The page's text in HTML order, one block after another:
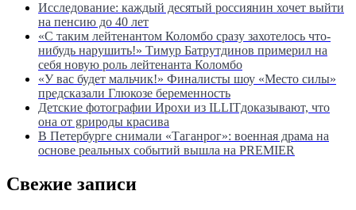
Исследование: каждый десятый россиянин хочет выйти
на пенсию до 40 лет
«С таким лейтенантом Коломбо сразу захотелось что-
нибудь нарушить!» Тимур Батрутдинов примерил на
себя новую роль лейтенанта Коломбо
«У вас будет мальчик!» Финалисты шоу «Место силы»
предсказали Глюкозе беременность
Детские фотографии Ирохи из ILLITдоказывают, что
она от gрироды красива
В Петербурге снимали «Таганрог»: военная драма на
основе реальных событий вышла на PREMIER
Свежие записи